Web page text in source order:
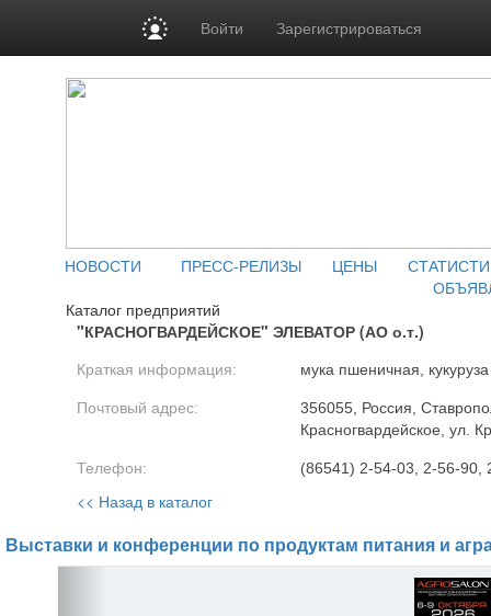
Войти Зарегистрироваться
НОВОСТИ ПРЕСС-РЕЛИЗЫ ЦЕНЫ
Каталог предприятий
"КРАСНОГВАРДЕЙСКОЕ" ЭЛЕВАТОР (АО о.т.)
Краткая информация: мука пшеничная,
Почтовый адрес:
356055, Россия,
Красногвардейское, ул.
Телефон: (86541) 2-54-03, 2-56-90,
<< Назад в каталог
Выставки и конференции по продуктам питания и